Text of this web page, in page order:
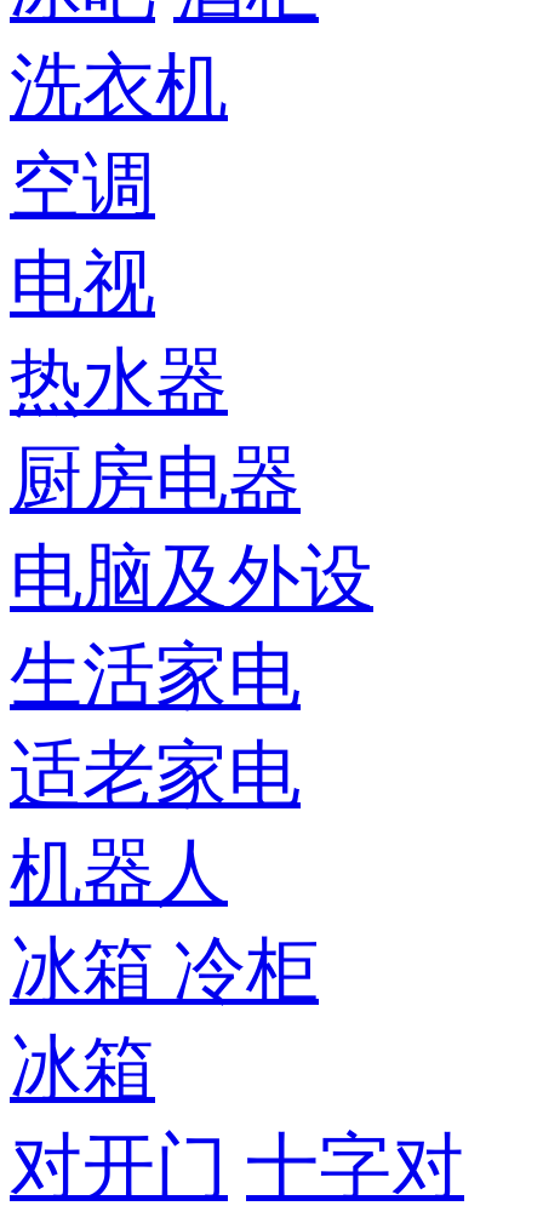
洗衣机
空调
电视
热水器
厨房电器
电脑及外设
生活家电
适老家电
机器人
冰箱 冷柜
冰箱
对开门 十字对